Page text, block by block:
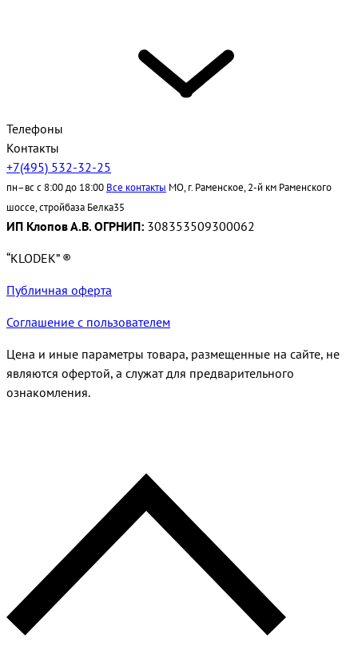
Телефоны
Контакты
+7(495) 532-32-25
пн–вс с 8:00 до 18:00 Все контакты МО, г. Раменское, 2-й км Раменского
шоссе, стройбаза Белка35
ИП Клопов А.В. ОГРНИП: 308353509300062
“KLODEK” ®
Публичная оферта
Соглашение с пользователем
Цена и иные параметры товара, размещенные на сайте, не
являются офертой, а служат для предварительного
ознакомления.